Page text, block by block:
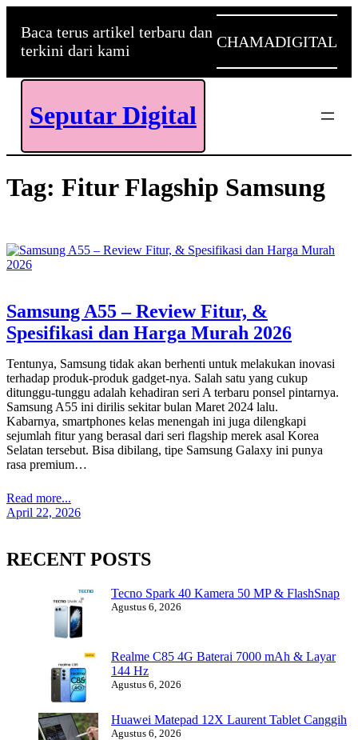
content
Baca terus artikel terbaru dan
terkini dari kami
CHAMADIGITAL
Seputar Digital
Tag: Fitur Flagship Samsung
Samsung A55 – Review Fitur, &
Spesifikasi dan Harga Murah 2026
Tentunya, Samsung tidak akan berhenti untuk melakukan inovasi
terhadap produk-produk gadget-nya. Salah satu yang cukup
ditunggu-tunggu adalah kehadiran seri A terbaru ponsel pintarnya.
Samsung A55 ini dirilis sekitar bulan Maret 2024 lalu.
Kabarnya, smartphones kelas menengah ini juga dilengkapi
sejumlah fitur yang berasal dari seri flagship merek asal Korea
Selatan tersebut. Bisa dibilang, tipe Samsung Galaxy ini punya
rasa premium…
Read more...
April 22, 2026
RECENT POSTS
Tecno Spark 40 Kamera 50 MP & FlashSnap
Agustus 6, 2026
Realme C85 4G Baterai 7000 mAh & Layar
144 Hz
Agustus 6, 2026
Huawei Matepad 12X Laurent Tablet Canggih
Agustus 6, 2026